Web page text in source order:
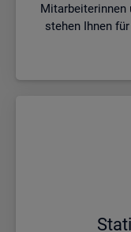
Mitarbeiterinnen
stehen Ihnen